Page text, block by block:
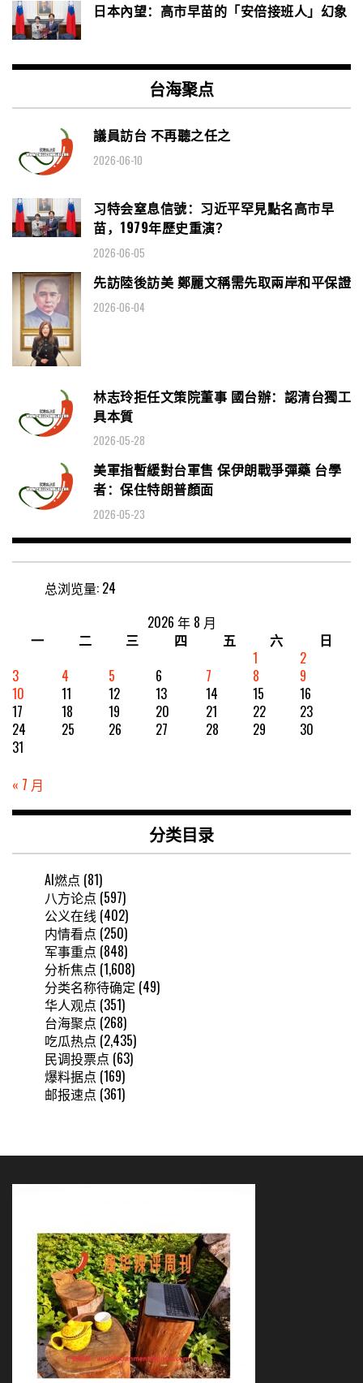
日本內望：高市早苗的「安倍接班人」幻象
台海聚点
議員訪台 不再聽之任之
2026-06-10
习特会窒息信號：习近平罕見點名高市早
苗，1979年歷史重演？
2026-06-05
先訪陸後訪美 鄭麗文稱需先取兩岸和平保證
2026-06-04
林志玲拒任文策院董事 國台辦：認清台獨工
具本質
2026-05-28
美軍指暫緩對台軍售 保伊朗戰爭彈藥 台學
者：保住特朗普顏面
2026-05-23
总浏览量: 24
2026 年 8 月
一
二 三 四 五 六
日
1
2
3
4 5 6 7 8
9
10
11 12 13 14 15
16
17
18 19 20 21 22
23
24
25 26 27 28 29
30
31
« 7 月
分类目录
AI燃点 (81)
八方论点 (597)
公义在线 (402)
内情看点 (250)
军事重点 (848)
分析焦点 (1,608)
分类名称待确定 (49)
华人观点 (351)
台海聚点 (268)
吃瓜热点 (2,435)
民调投票点 (63)
爆料据点 (169)
邮报速点 (361)